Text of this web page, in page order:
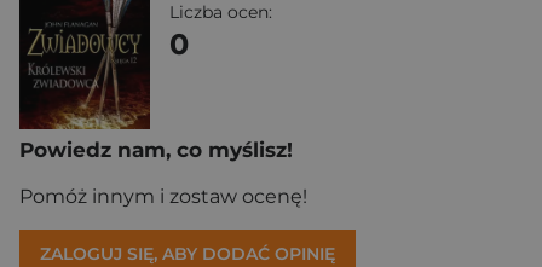
Liczba ocen:
0
Powiedz nam, co myślisz!
Pomóż innym i zostaw ocenę!
ZALOGUJ SIĘ, ABY DODAĆ OPINIĘ